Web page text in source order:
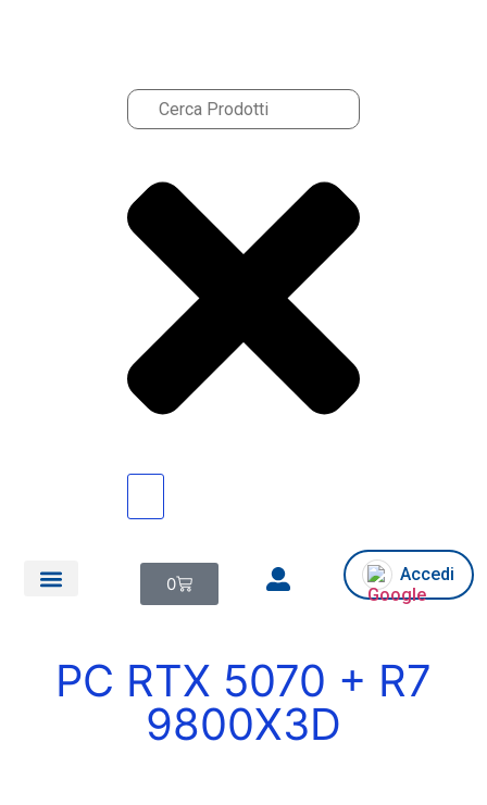
0 Accedi
PC RTX 5070 + R7
9800X3D